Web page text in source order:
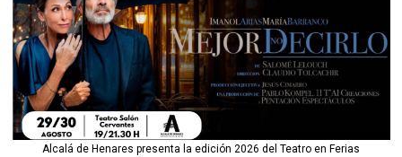
Alcalá de Henares presenta la edición 2026 del Teatro en Ferias